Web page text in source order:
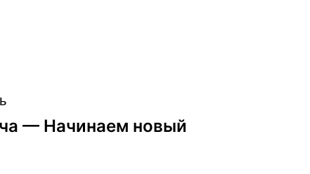
— Начинаем новый